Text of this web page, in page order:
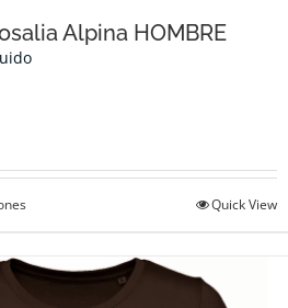
Alpina HOMBRE
múltiples
Quick View